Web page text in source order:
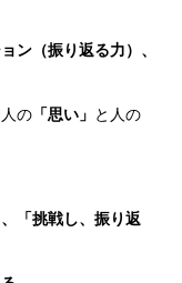
ン（振り返る力）、
の 「思い」 と人の
「挑戦し、振り返